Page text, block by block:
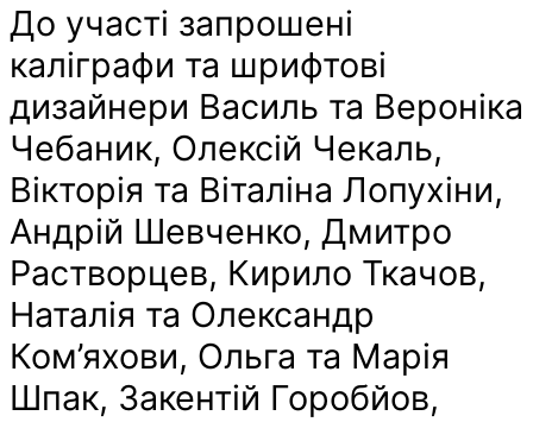
До участі запрошені
каліграфи та шрифтові
дизайнери Василь та Вероніка
Чебаник, Олексій Чекаль,
Вікторія та Віталіна Лопухіни,
Андрій Шевченко, Дмитро
Растворцев, Кирило Ткачов,
Наталія та Олександр
Ком’яхови, Ольга та Марія
Шпак, Закентій Горобйов,